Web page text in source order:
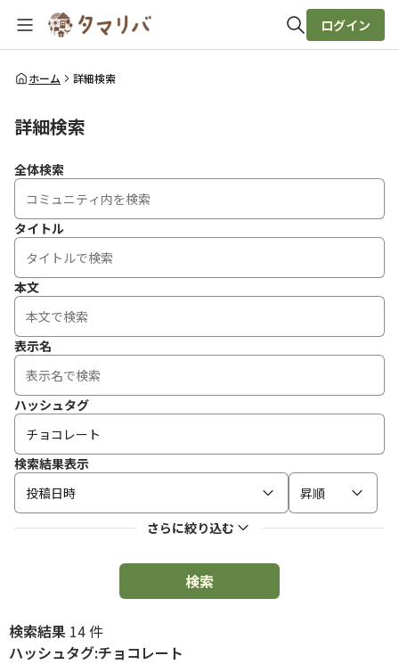
全体検索
ログイン
ホーム 詳細検索
詳細検索
全体検索
タイトル
本文
表示名
ハッシュタグ
検索結果表示
投稿日時
昇順
さらに絞り込む
検索
検索結果 14 件
ハッシュタグ:チョコレート